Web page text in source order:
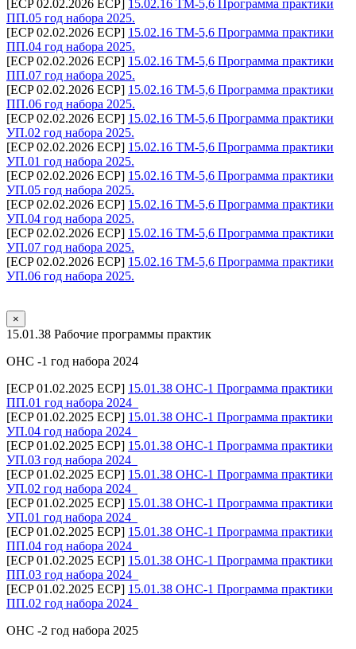
[ECP 02.02.2026 ECP] 15.02.16 ТМ-5,6 Программа практики
ПП.05 год набора 2025.
[ECP 02.02.2026 ECP] 15.02.16 ТМ-5,6 Программа практики
ПП.04 год набора 2025.
[ECP 02.02.2026 ECP] 15.02.16 ТМ-5,6 Программа практики
ПП.07 год набора 2025.
[ECP 02.02.2026 ECP] 15.02.16 ТМ-5,6 Программа практики
ПП.06 год набора 2025.
[ECP 02.02.2026 ECP] 15.02.16 ТМ-5,6 Программа практики
УП.02 год набора 2025.
[ECP 02.02.2026 ECP] 15.02.16 ТМ-5,6 Программа практики
УП.01 год набора 2025.
[ECP 02.02.2026 ECP] 15.02.16 ТМ-5,6 Программа практики
УП.05 год набора 2025.
[ECP 02.02.2026 ECP] 15.02.16 ТМ-5,6 Программа практики
УП.04 год набора 2025.
[ECP 02.02.2026 ECP] 15.02.16 ТМ-5,6 Программа практики
УП.07 год набора 2025.
[ECP 02.02.2026 ECP] 15.02.16 ТМ-5,6 Программа практики
УП.06 год набора 2025.
×
15.01.38 Рабочие программы практик
ОНС -1 год набора 2024
[ECP 01.02.2025 ECP] 15.01.38 ОНС-1 Программа практики
ПП.01 год набора 2024_
[ECP 01.02.2025 ECP] 15.01.38 ОНС-1 Программа практики
УП.04 год набора 2024_
[ECP 01.02.2025 ECP] 15.01.38 ОНС-1 Программа практики
УП.03 год набора 2024_
[ECP 01.02.2025 ECP] 15.01.38 ОНС-1 Программа практики
УП.02 год набора 2024_
[ECP 01.02.2025 ECP] 15.01.38 ОНС-1 Программа практики
УП.01 год набора 2024_
[ECP 01.02.2025 ECP] 15.01.38 ОНС-1 Программа практики
ПП.04 год набора 2024_
[ECP 01.02.2025 ECP] 15.01.38 ОНС-1 Программа практики
ПП.03 год набора 2024_
[ECP 01.02.2025 ECP] 15.01.38 ОНС-1 Программа практики
ПП.02 год набора 2024_
ОНС -2 год набора 2025